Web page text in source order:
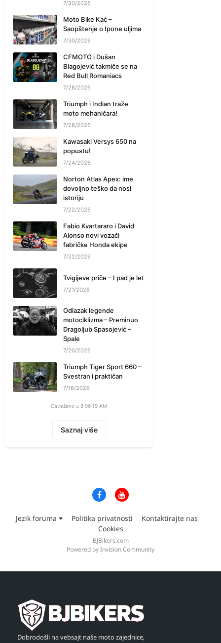
7/30/2026
Moto Bike Kać –
Saopštenje o Ipone uljima
7/30/2026
CFMOTO i Dušan
Blagojević takmiče se na
Red Bull Romaniacs
7/28/2026
Triumph i Indian traže
moto mehaničara!
7/28/2026
Kawasaki Versys 650 na
popustu!
7/24/2026
Norton Atlas Apex: ime
dovoljno teško da nosi
istoriju
7/22/2026
Fabio Kvartararo i David
Alonso novi vozači
fabričke Honda ekipe
7/22/2026
Tvigijeve priče – I pad je let
7/21/2026
Odlazak legende
motociklizma – Preminuo
Dragoljub Spasojević –
Spale
7/20/2026
Triumph Tiger Sport 660 –
Svestran i praktičan
7/16/2026
Osveženo u 8:06:19 AM
Saznaj više
Jezik foruma Politika privatnosti
Kontaktirajte nas
Cookies
BJBikers.com
Powered by Invision Community
Dobrodošli na vebsajt naše moto zajednice,